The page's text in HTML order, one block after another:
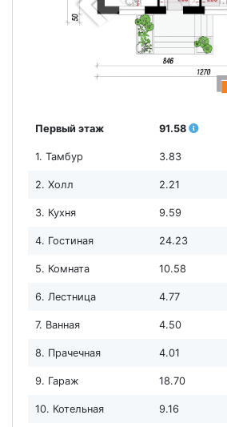
Первый этаж 91.58
1. Тамбур 3.83
2. Холл 2.21
3. Кухня 9.59
4. Гостиная 24.23
5. Комната 10.58
6. Лестница 4.77
7. Ванная 4.50
8. Прачечная 4.01
9. Гараж 18.70
10. Котельная 9.16